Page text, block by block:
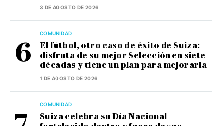
3 DE AGOSTO DE 2026
COMUNIDAD
El fútbol, otro caso de éxito de Suiza:
disfruta de su mejor Selección en siete
décadas y tiene un plan para mejorarla
1 DE AGOSTO DE 2026
COMUNIDAD
Suiza celebra su Día Nacional